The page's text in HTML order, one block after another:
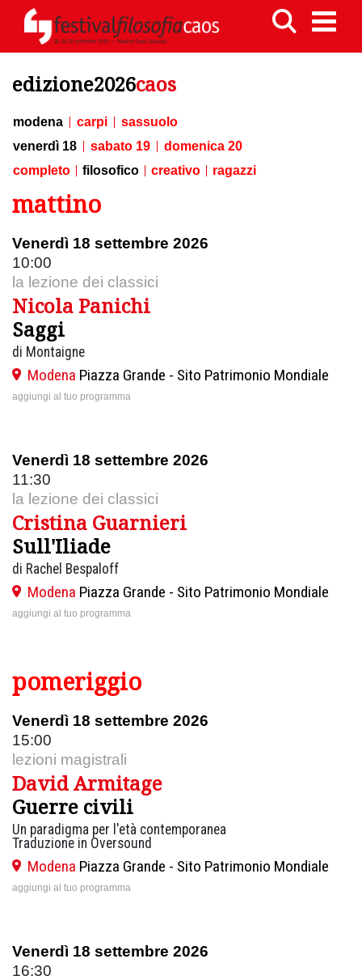
edizione2026caos
modena carpi
sassuolo
venerdì 18
sabato 19
domenica 20
completo
filosofico creativo ragazzi
mattino
Venerdì 18 settembre 2026
10:00
la lezione dei classici
Nicola Panichi
Saggi
di Montaigne
Modena Piazza Grande - Sito Patrimonio Mondiale
aggiungi al tuo programma
Venerdì 18 settembre 2026
11:30
la lezione dei classici
Cristina Guarnieri
Sull'Iliade
di Rachel Bespaloff
Modena Piazza Grande - Sito Patrimonio Mondiale
aggiungi al tuo programma
pomeriggio
Venerdì 18 settembre 2026
15:00
lezioni magistrali
David Armitage
Guerre civili
Un paradigma per l'età contemporanea
Traduzione in Oversound
Modena Piazza Grande - Sito Patrimonio Mondiale
aggiungi al tuo programma
Venerdì 18 settembre 2026
16:30